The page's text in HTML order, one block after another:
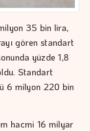
35 bin lira,
gören standart
yüzde 1,8
Standart
6 milyon 220 bin
hacmi 16 milyar